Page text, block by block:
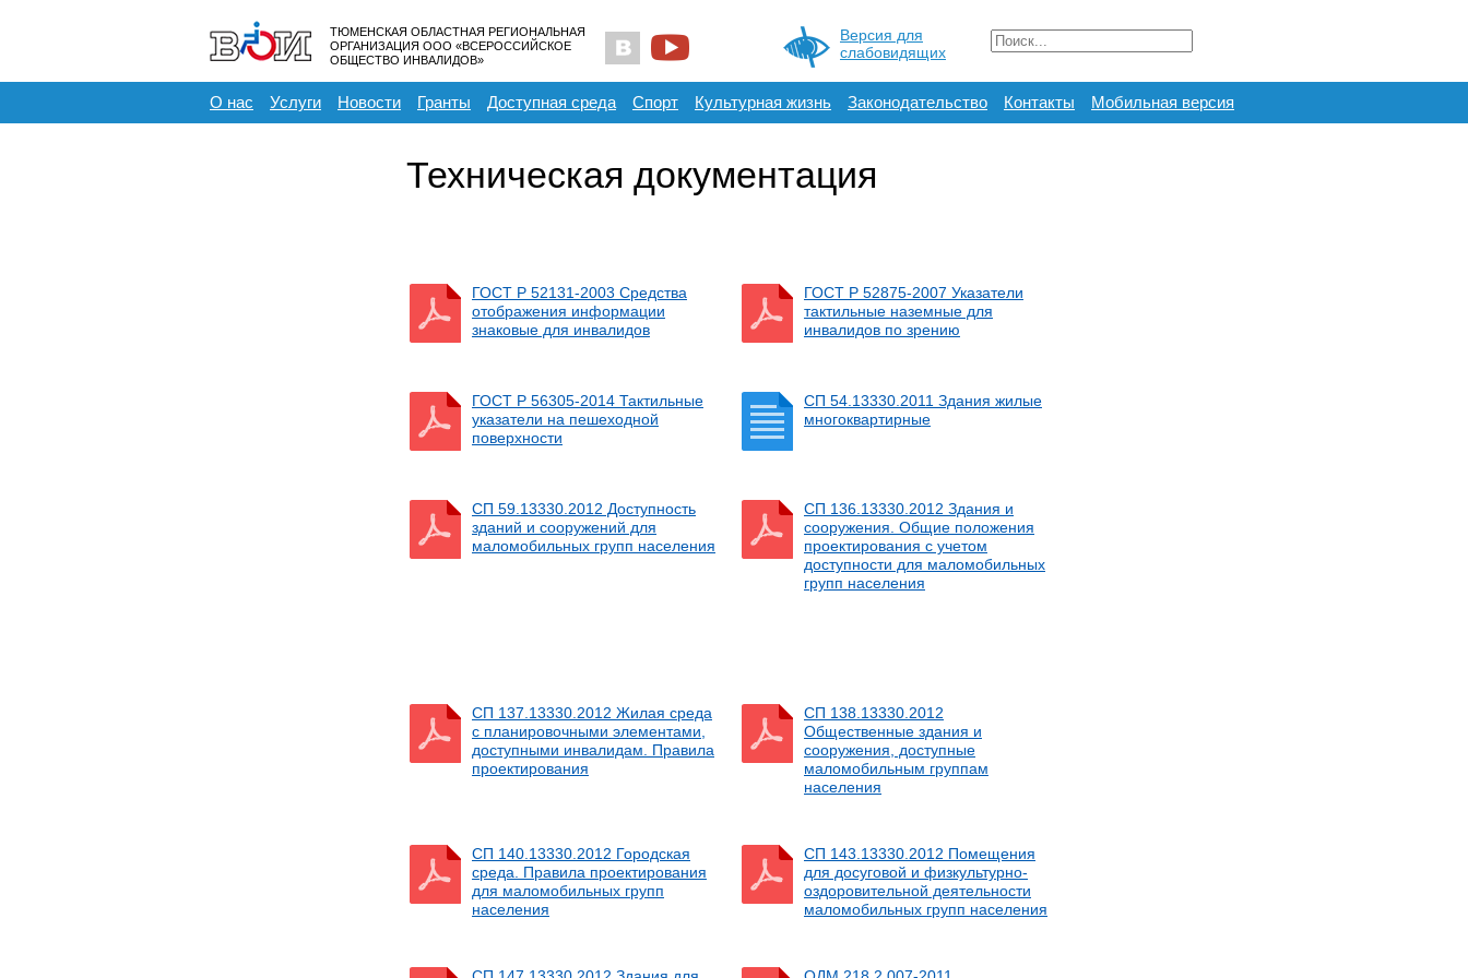
ТЮМЕНСКАЯ ОБЛАСТНАЯ РЕГИОНАЛЬНАЯ
ОРГАНИЗАЦИЯ ООО «ВСЕРОССИЙСКОЕ
ОБЩЕСТВО ИНВАЛИДОВ»
Версия для
слабовидящих
О нас Услуги Новости Гранты Доступная среда Спорт Культурная жизнь Законодательство Контакты Мобильная версия
Техническая документация
ГОСТ Р 52131-2003 Средства
отображения информации
знаковые для инвалидов
ГОСТ Р 52875-2007 Указатели
тактильные наземные для
инвалидов по зрению
ГОСТ Р 56305-2014 Тактильные
указатели на пешеходной
поверхности
СП 54.13330.2011 Здания жилые
многоквартирные
СП 59.13330.2012 Доступность
зданий и сооружений для
маломобильных групп населения
СП 136.13330.2012 Здания и
сооружения. Общие положения
проектирования с учетом
доступности для маломобильных
групп населения
СП 137.13330.2012 Жилая среда
с планировочными элементами,
доступными инвалидам. Правила
проектирования
СП 138.13330.2012
Общественные здания и
сооружения, доступные
маломобильным группам
населения
СП 140.13330.2012 Городская
среда. Правила проектирования
для маломобильных групп
населения
СП 143.13330.2012 Помещения
для досуговой и физкультурно-
оздоровительной деятельности
маломобильных групп населения